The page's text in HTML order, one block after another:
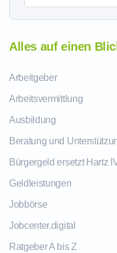
Alles auf einen
Arbeitgeber
Arbeitsvermittlung
Ausbildung
Beratung und
Bürgergeld ersetzt Hartz
Geldleistungen
Jobbörse
Jobcenter.digital
Ratgeber A bis Z